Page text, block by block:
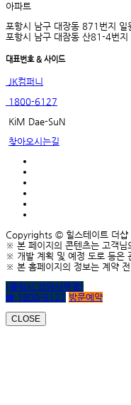
아파트
포항시 남구 대장동 871번지 일
포항시 남구 대잠동 산81-4번지
대표번호 & 사이드
JK컴퍼니
1800-6127
KiM Dae-SuN
찾아오시는길
Copyrights © 힐스테이트 더샵
※ 본 페이지의 콘텐츠는 고객님
※ 개발 계획 및 예정 도로 등은
※ 본 홈페이지의 정보는 계약
(클릭시 상담사연결)
☎ 1800-6127 방문예약
CLOSE